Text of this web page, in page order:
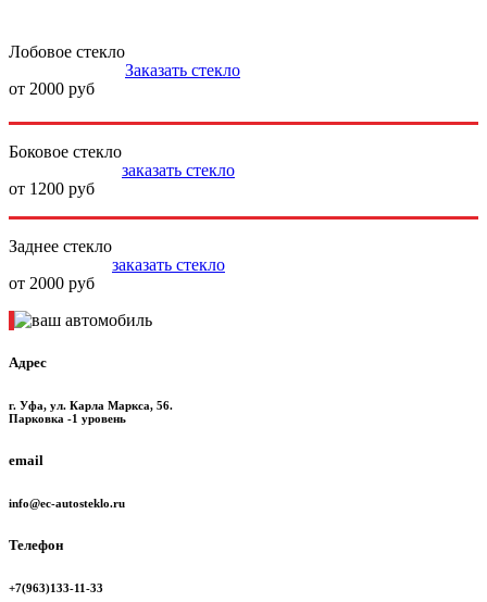
Лобовое стекло
от 2000 руб
Заказать стекло
Боковое стекло
от 1200 руб
заказать стекло
Заднее стекло
от 2000 руб
заказать стекло
Адрес
г. Уфа, ул. Карла Маркса, 56.
Парковка -1 уровень
email
info@ec-autosteklo.ru
Телефон
+7(963)133-11-33